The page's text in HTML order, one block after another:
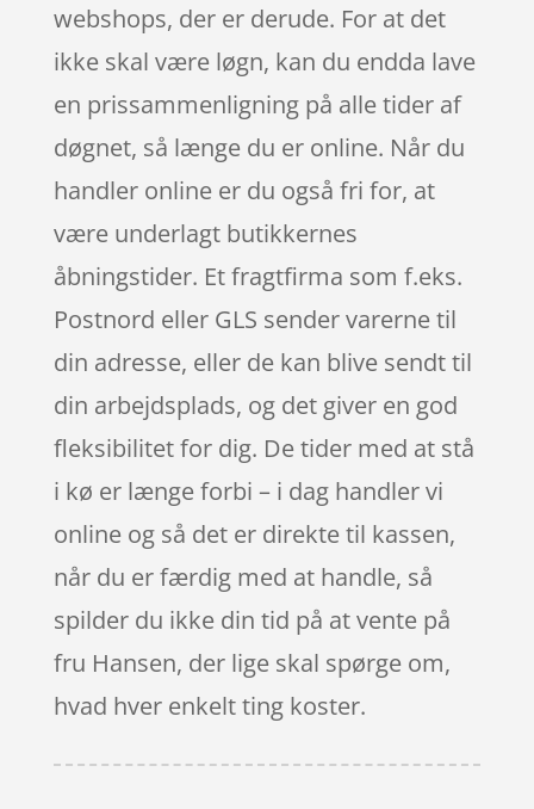
webshops, der er derude. For at det
ikke skal være løgn, kan du endda lave
en prissammenligning på alle tider af
døgnet, så længe du er online. Når du
handler online er du også fri for, at
være underlagt butikkernes
åbningstider. Et fragtfirma som f.eks.
Postnord eller GLS sender varerne til
din adresse, eller de kan blive sendt til
din arbejdsplads, og det giver en god
fleksibilitet for dig. De tider med at stå
i kø er længe forbi – i dag handler vi
online og så det er direkte til kassen,
når du er færdig med at handle, så
spilder du ikke din tid på at vente på
fru Hansen, der lige skal spørge om,
hvad hver enkelt ting koster.